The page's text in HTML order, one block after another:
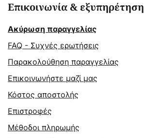
Επικοινωνία & εξυπηρέτηση
Ακύρωση παραγγελίας
FAQ - Συχνές ερωτήσεις
Παρακολούθηση παραγγελίας
Επικοινωνήστε μαζί μας
Κόστος αποστολής
Επιστροφές
Μέθοδοι πληρωμής